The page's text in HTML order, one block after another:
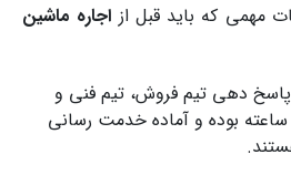
مهمی که باید قبل ازاجاره ماشین
دهی تیم فروش، تیم فنی و
ما به صورت 24 ساعته بوده و آماده خدمت رسانی